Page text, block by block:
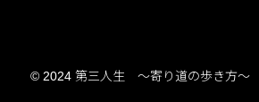
© 2024 第三人生 〜寄り道の歩き方〜